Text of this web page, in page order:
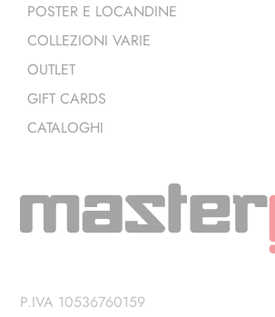
POSTER E LOCANDINE
COLLEZIONI VARIE
OUTLET
GIFT CARDS
CATALOGHI
P.IVA 10536760159